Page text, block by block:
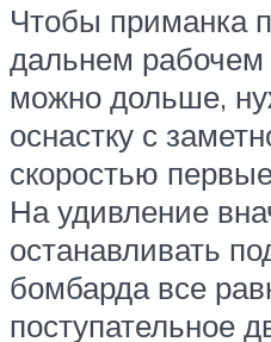
Чтобы приманка
дальнем рабочем
можно дольше,
оснастку с
скоростью
На удивление
останавливать
бомбарда все
поступательное